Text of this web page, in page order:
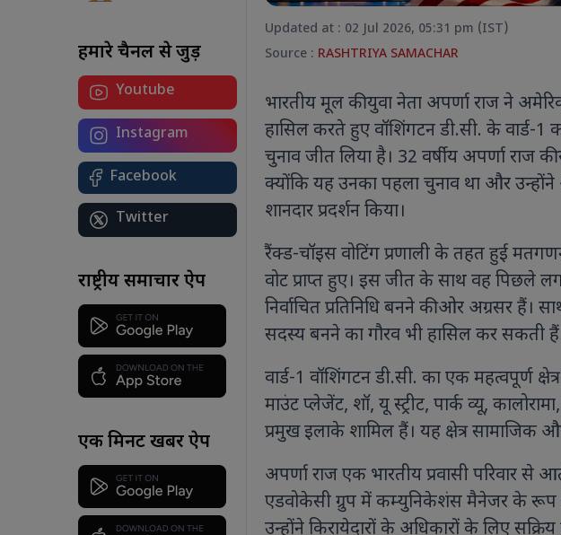
हमारे चैनल से जुड़ें
Youtube
Instagram
Facebook
Twitter
राष्ट्रीय समाचार ऐप
एक मिनट खबर ऐप
Updated at : 02 Jul 2026, 05:31 pm (IST)
Source : RASHTRIYA SAMACHAR
भारतीय मूल की युवा नेता अपर्णा राज ने
हासिल करते हुए वॉशिंगटन डी.सी. के वार्ड-1
चुनाव जीत लिया है। 32 वर्षीय अपर्णा राज
क्योंकि यह उनका पहला चुनाव था और
शानदार प्रदर्शन किया।
रैंक्ड-चॉइस वोटिंग प्रणाली के तहत हुई
वोट प्राप्त हुए। इस जीत के साथ वह पिछले
निर्वाचित प्रतिनिधि बनने की ओर अग्रसर हैं।
सदस्य बनने का गौरव भी हासिल कर सकती
वार्ड-1 वॉशिंगटन डी.सी. का एक महत्वपूर्ण
माउंट प्लेजेंट, शॉ, यू स्ट्रीट, पार्क व्यू,
प्रमुख इलाके शामिल हैं। यह क्षेत्र सामाजिक
अपर्णा राज एक भारतीय प्रवासी परिवार से
एडवोकेसी ग्रुप में कम्युनिकेशंस मैनेजर के रूप
उन्होंने किरायेदारों के अधिकारों के लिए
योग सिर्फ एक दिन नहीं, जीवन का मंत्र है:
कोलकाता से पीएम मोदी का देश को संदेश
अंतरराष्ट्रीय योग दिवस 2026 पर पीएम मोदी
ने कोलकाता में किया योगाभ्यास, कहा-
स्वस्थ और संतुलित जीवन के लिए योग को
बनाएं दैनिक आदत।
रॉयल एस्कॉट 2026 में सारा
शाही अंदाज, हेनरी कैविल संग
बटोरी सुर्खियां ऑफ-व्हाइट
आउटफिट, विंटेज हैट और
ध्यान खींचा